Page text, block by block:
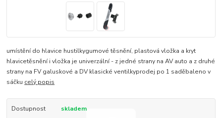
umístění do hlavice hustilkygumové těsnění, plastová vložka a kryt
hlavicetěsnění i vložka je univerzální - z jedné strany na AV auto a z druhé
strany na FV galuskové a DV klasické ventilkyprodej po 1 saděbaleno v
sáčku celý popis
Dostupnost
skladem